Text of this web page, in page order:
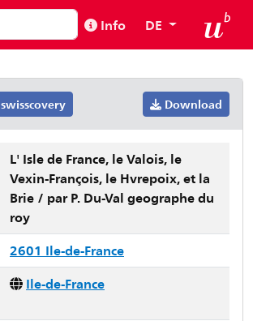
Info DE
swisscovery Download
L' Isle de France, le Valois, le
Vexin-François, le Hvrepoix, et la
Brie / par P. Du-Val geographe du
roy
2601 Ile-de-France
Ile-de-France